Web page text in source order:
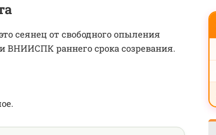
сеянец от свободного опыления
ВНИИСПК раннего срока созревания.